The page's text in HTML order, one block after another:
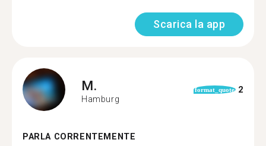
Scarica la app
M.
Hamburg
format_quote 2
PARLA CORRENTEMENTE